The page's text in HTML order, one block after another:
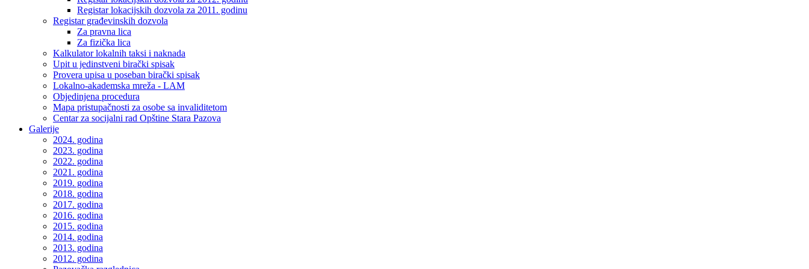
Registar lokacijskih dozvola za 2011. godinu
Registar građevinskih dozvola
Za pravna lica
Za fizička lica
Kalkulator lokalnih taksi i naknada
Upit u jedinstveni birački spisak
Provera upisa u poseban birački spisak
Lokalno-akademska mreža - LAM
Objedinjena procedura
Mapa pristupačnosti za osobe sa invaliditetom
Centar za socijalni rad Opštine Stara Pazova
Galerije
2024. godina
2023. godina
2022. godina
2021. godina
2019. godina
2018. godina
2017. godina
2016. godina
2015. godina
2014. godina
2013. godina
2012. godina